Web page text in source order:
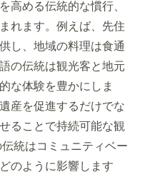
高める伝統的な慣行、
れます。例えば、先住
し、地域の料理は食通
の伝統は観光客と地元
な体験を豊かにしま
産を促進するだけでな
ることで持続可能な観
統はコミュニティベー
のように影響します